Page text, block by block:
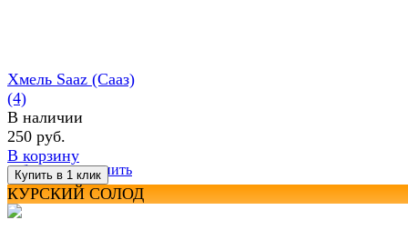
избранное сравнить
Хмель Saaz (Сааз)
(4)
В наличии
250 руб.
В корзину
КУРСКИЙ СОЛОД